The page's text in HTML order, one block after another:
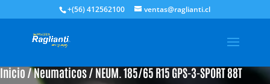
+(56) 412562100 ventas@raglianti.cl
Inicio /Neumaticos/ NEUM. 185/65 R15 GPS-3-SPORT 88T